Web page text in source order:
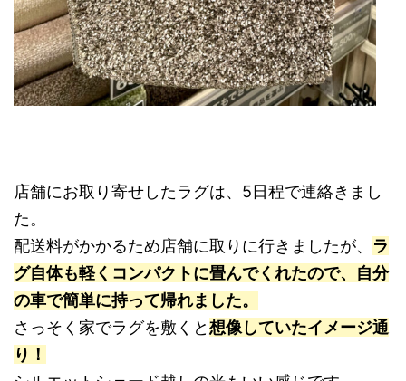
店舗にお取り寄せしたラグは、5日程で連絡きまし
た。
配送料がかかるため店舗に取りに行きましたが、 ラ
グ自体も軽くコンパクトに畳んでくれたので、自分
の車で簡単に持って帰れました。
さっそく家でラグを敷くと想像していたイメージ通
り！